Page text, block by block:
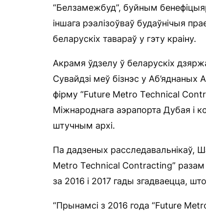
“Белзамежбуд”, буйным
іншага рэалізоўваў будаўнічыя
беларускіх тавараў у гэту краіну.
Акрамя ўдзелу ў беларускіх
Сувайдзі меў бізнэс у Аб’яднаных
фірму “Future Metro Technical
Міжнароднага аэрапорта Дубая і
штучным архі.
Па дадзеных расследавальнікаў,
Metro Technical Contracting” разам
за 2016 і 2017 гады згадваецца,
“Прынамсі з 2016 года “Future